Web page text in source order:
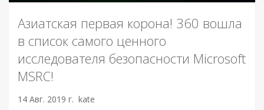
Азиатская первая корона! 360 вошла
в список самого ценного
исследователя безопасности Microsoft
MSRC!
14 Авг. 2019 г. kate